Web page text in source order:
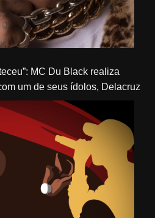
um de seus ídolos, Delacruz